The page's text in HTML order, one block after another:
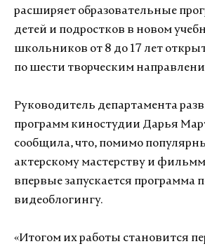
расширяет образовательные
детей и подростков в новом
школьников от 8 до 17 лет
по шести творческим
Руководитель департамента
программ киностудии Дарья
сообщила, что, помимо
актерскому мастерству и
впервые запускается программа
видеоблогингу.
«Итогом их работы становится